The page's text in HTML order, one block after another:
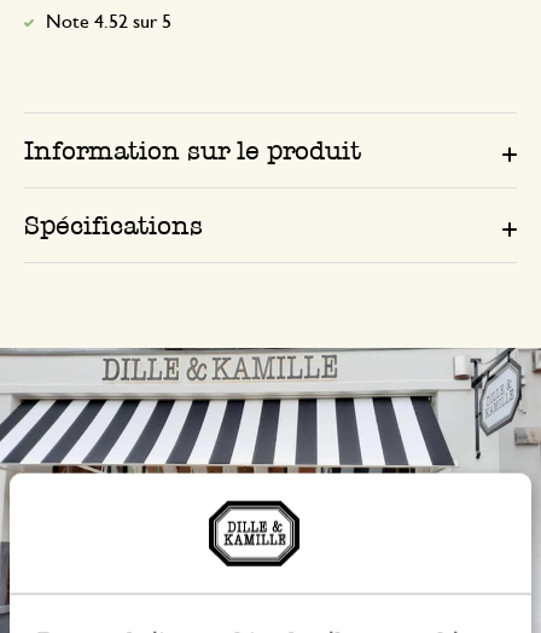
Note 4.52 sur 5
Information sur le produit
Spécifications